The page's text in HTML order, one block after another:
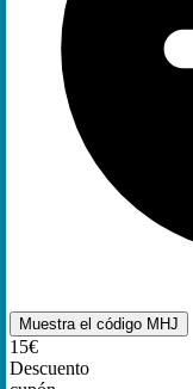
Muestra el código MHJ
15€
Descuento